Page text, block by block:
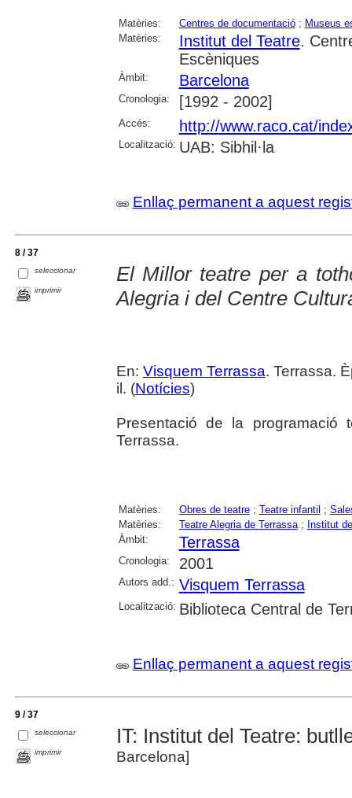
Matèries: Centres de documentació; Museus
Matèries:
Institut del Teatre.
Escèniques
Àmbit: Barcelona
Cronologia: [1992 - 2002]
Accés: http://www.raco.cat/
Localització: UAB: Sibhil·la
Enllaç permanent a aquest
8 / 37
seleccionar
imprimir
El Millor teatre per a
Alegria i del Centre
En: Visquem Terrassa. Terrassa.
il. (Notícies)
Presentació de la
Terrassa.
Matèries: Obres de teatre; Teatre infantil ;
Matèries:
Teatre Alegria de Terrassa; Institut
Àmbit:
Terrassa
Cronologia: 2001
Autors add.: Visquem Terrassa
Localització: Biblioteca Central de
Enllaç permanent a aquest
9 / 37
seleccionar
imprimir
IT: Institut del Teatre:
Barcelona]